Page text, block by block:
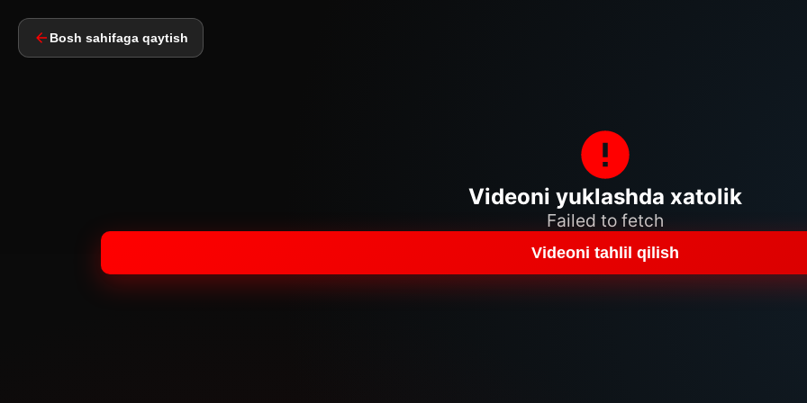
Bosh sahifaga qaytish
Videoni yuklashda xatolik
Failed to fetch
Videoni tahlil qilish